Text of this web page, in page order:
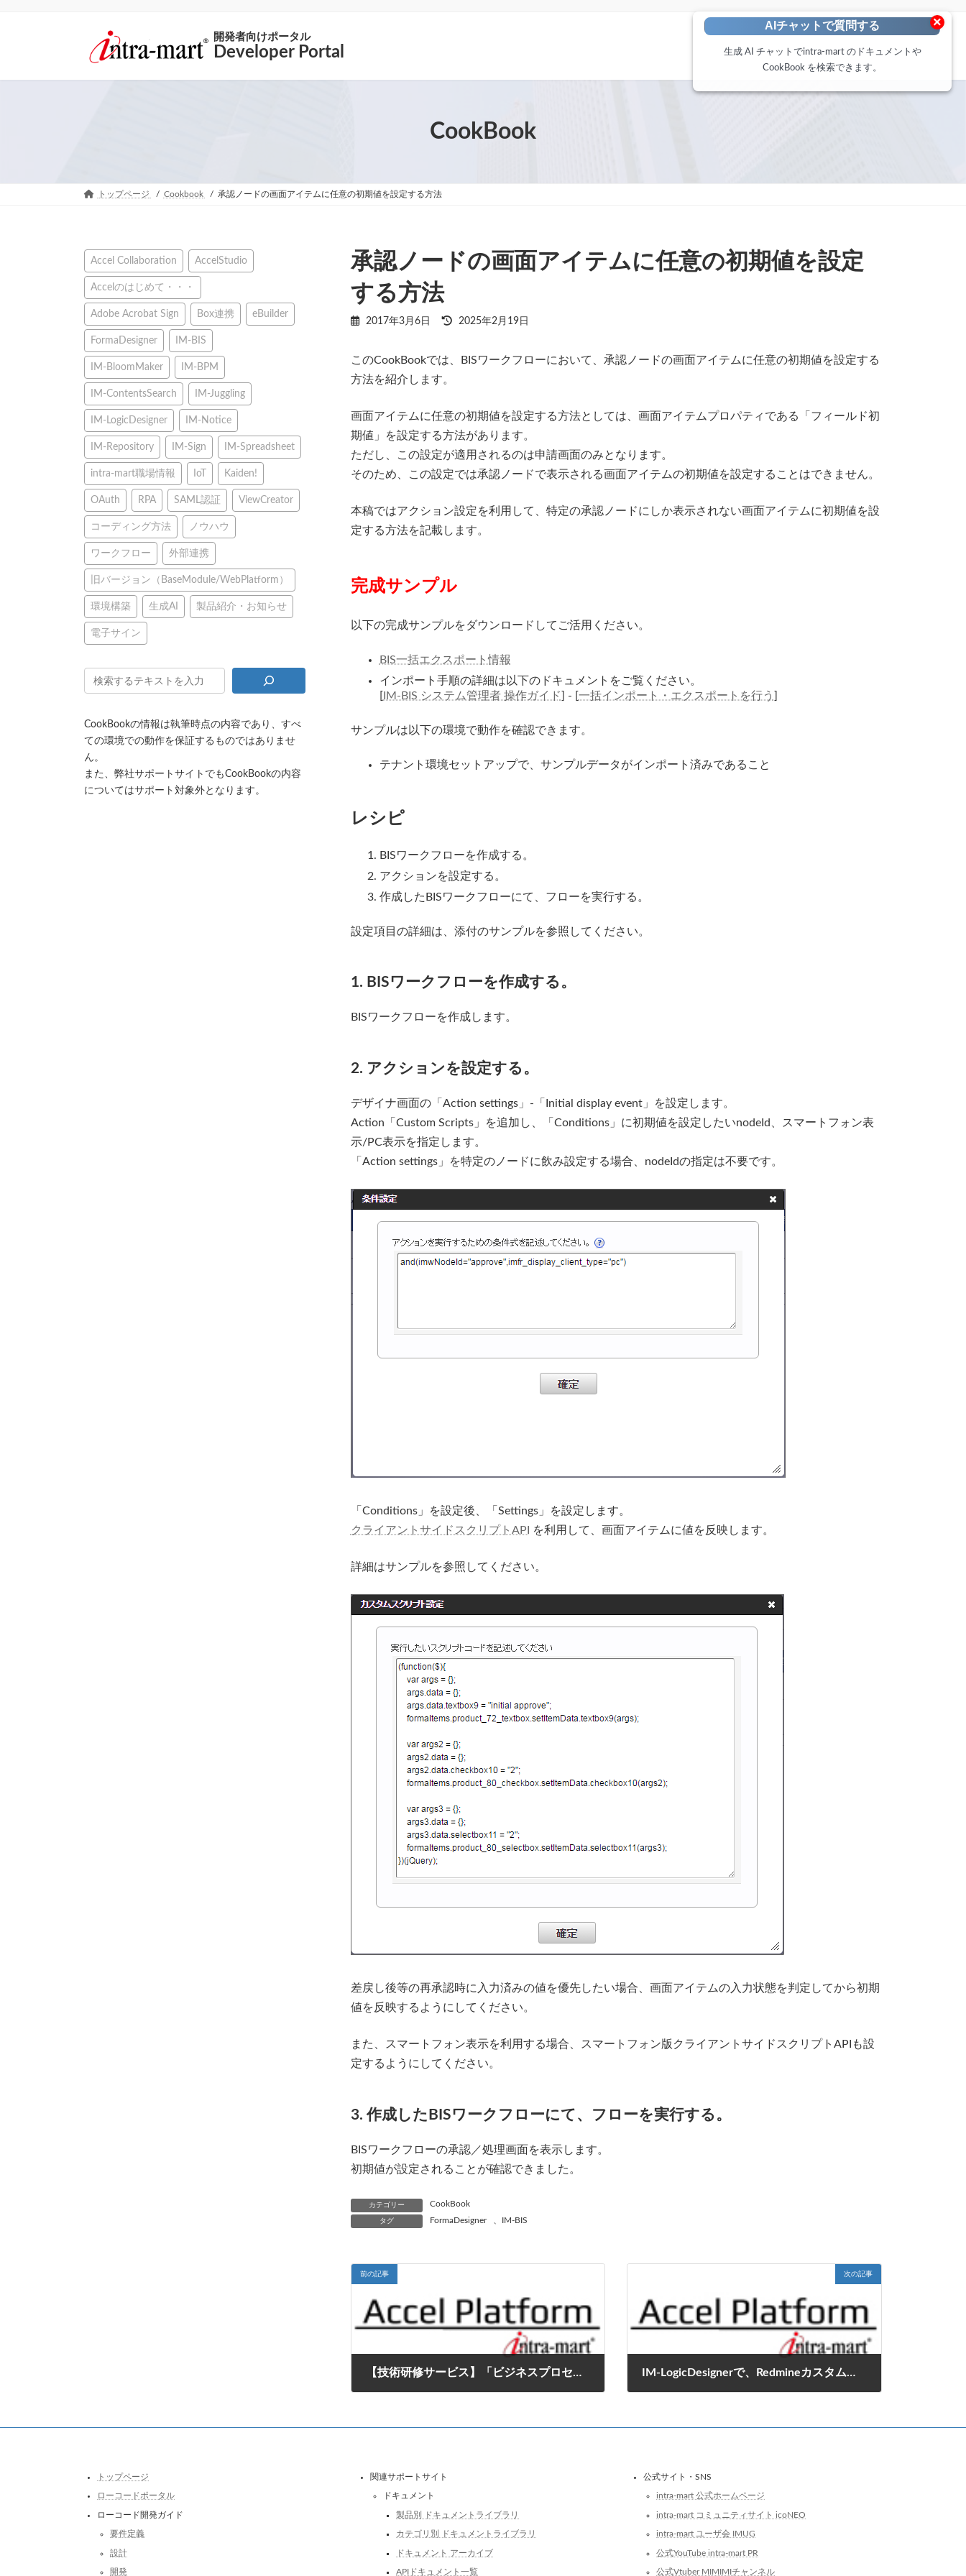
AIチャットで質問する
生成 AI チャットでintra-mart のドキュメントや
CookBook を検索できます。
×
開発者向けポータル
Developer Portal
CookBook
トップページ Cookbook 承認ノードの画面アイテムに任意の初期値を設定する方法
承認ノードの画面アイテムに任意の初期値を設定
する方法
2017年3月6日
最
新
2025年2月19日
このCookBookでは、BISワークフローにおいて、承認ノードの画面アイテムに任意の初期値を設定する
方法を紹介します。
画面アイテムに任意の初期値を設定する方法としては、画面アイテムプロパティである「フィールド初
期値」を設定する方法があります。
ただし、この設定が適用されるのは申請画面のみとなります。
そのため、この設定では承認ノードで表示される画面アイテムの初期値を設定することはできません。
本稿ではアクション設定を利用して、特定の承認ノードにしか表示されない画面アイテムに初期値を設
定する方法を記載します。
完成サンプル
以下の完成サンプルをダウンロードしてご活用ください。
BIS一括エクスポート情報
インポート手順の詳細は以下のドキュメントをご覧ください。
[IM-BIS システム管理者 操作ガイド] - [一括インポート・エクスポートを行う ]
サンプルは以下の環境で動作を確認できます。
テナント環境セットアップで、サンプルデータがインポート済みであること
レシピ
BISワークフローを作成する。
アクションを設定する。
作成したBISワークフローにて、フローを実行する。
設定項目の詳細は、添付のサンプルを参照してください。
1. BISワークフローを作成する。
BISワークフローを作成します。
2. アクションを設定する。
デザイナ画面の「Action settings」-「Initial display event」を設定します。
Action「Custom Scripts」を追加し、「Conditions」に初期値を設定したいnodeId、スマートフォン表
示/PC表示を指定します。
「Action settings」を特定のノードに飲み設定する場合、nodeIdの指定は不要です。
「Conditions」を設定後、「Settings」を設定します。
クライアントサイドスクリプトAPI
を利用して、画面アイテムに値を反映します。
詳細はサンプルを参照してください。
差戻し後等の再承認時に入力済みの値を優先したい場合、画面アイテムの入力状態を判定してから初期
値を反映するようにしてください。
また、スマートフォン表示を利用する場合、スマートフォン版 クライアントサイドスクリプトAPIも設
定するようにしてください。
3. 作成したBISワークフローにて、フローを実行する。
BISワークフローの承認／処理画面を表示します。
初期値が設定されることが確認できました。
カテゴリー CookBook
タグ FormaDesigner IM-BIS
前の記事
【技術研修サービス】「ビジネスプロセス作成研修」を新規開設します。
次の記事
IM-LogicDesignerで、Redmineカスタムクエリのチケット一覧を取得する方法
Accel Collaboration AccelStudio
Accelのはじめて・・・
Adobe Acrobat Sign Box連携 eBuilder
FormaDesigner IM-BIS
IM-BloomMaker IM-BPM
IM-ContentsSearch IM-Juggling
IM-LogicDesigner IM-Notice
IM-Repository IM-Sign IM-Spreadsheet
intra-mart職場情報 IoT Kaiden!
OAuth RPA SAML認証 ViewCreator
コーディング方法 ノウハウ
ワークフロー 外部連携
旧バージョン（BaseModule/WebPlatform）
環境構築 生成AI 製品紹介・お知らせ
電子サイン
CookBookの情報は執筆時点の内容であり、すべ
ての環境での動作を保証するものではありませ
ん。
また、弊社サポートサイトでもCookBookの内容
についてはサポート対象外となります。
トップページ
ローコードポータル
ローコード開発ガイド
要件定義
設計
開発
関連サポートサイト
ドキュメント
製品別 ドキュメントライブラリ
カテゴリ別 ドキュメントライブラリ
ドキュメント アーカイブ
APIドキュメント一覧
公式サイト・SNS
intra-mart 公式ホームページ
intra-mart コミュニティサイト icoNEO
intra-mart ユーザ会 IMUG
公式YouTube intra-mart PR
公式Vtuber MIMIMIチャンネル